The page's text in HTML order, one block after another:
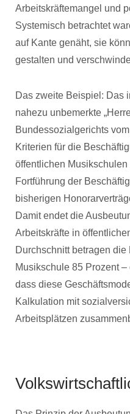
Arbeitskräftemangel und
Systemisch betrachtet
auf Kante genäht, sie
gestalten und
Das zweite Beispiel: Das
nahezu unbemerkte
Bundessozialgerichts
Kriterien für die
öffentlichen
Fortführung der
bisherigen
Damit endet die
Arbeitskräfte in
Durchschnitt betragen
Musikschule 85 Prozent
dass diese
Kalkulation mit
Arbeitsplätzen